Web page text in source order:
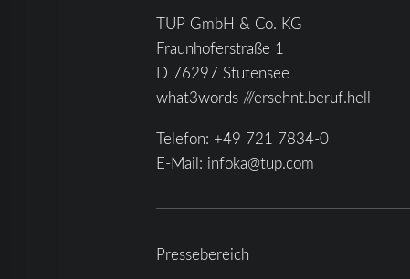
TUP GmbH & Co. KG
Fraunhoferstraße 1
D 76297 Stutensee
what3words ///ersehnt.beruf.hell
Telefon: +49 721 7834-0
E-Mail: infoka@tup.com
Pressebereich